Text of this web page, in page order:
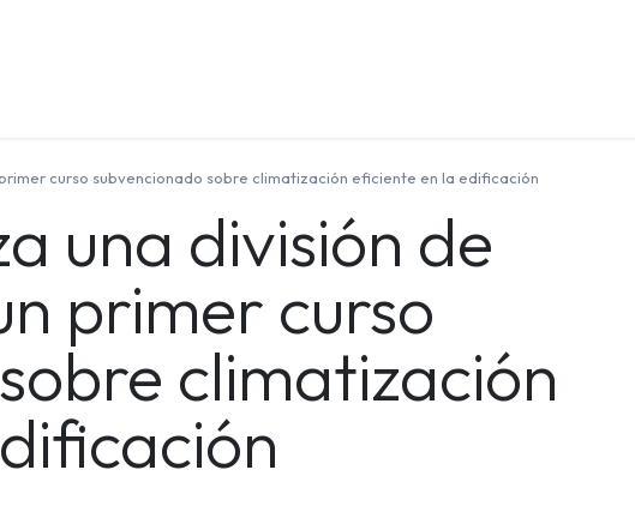
curso subvencionado sobre climatización eficiente en la edificación
una división de
primer curso
climatización